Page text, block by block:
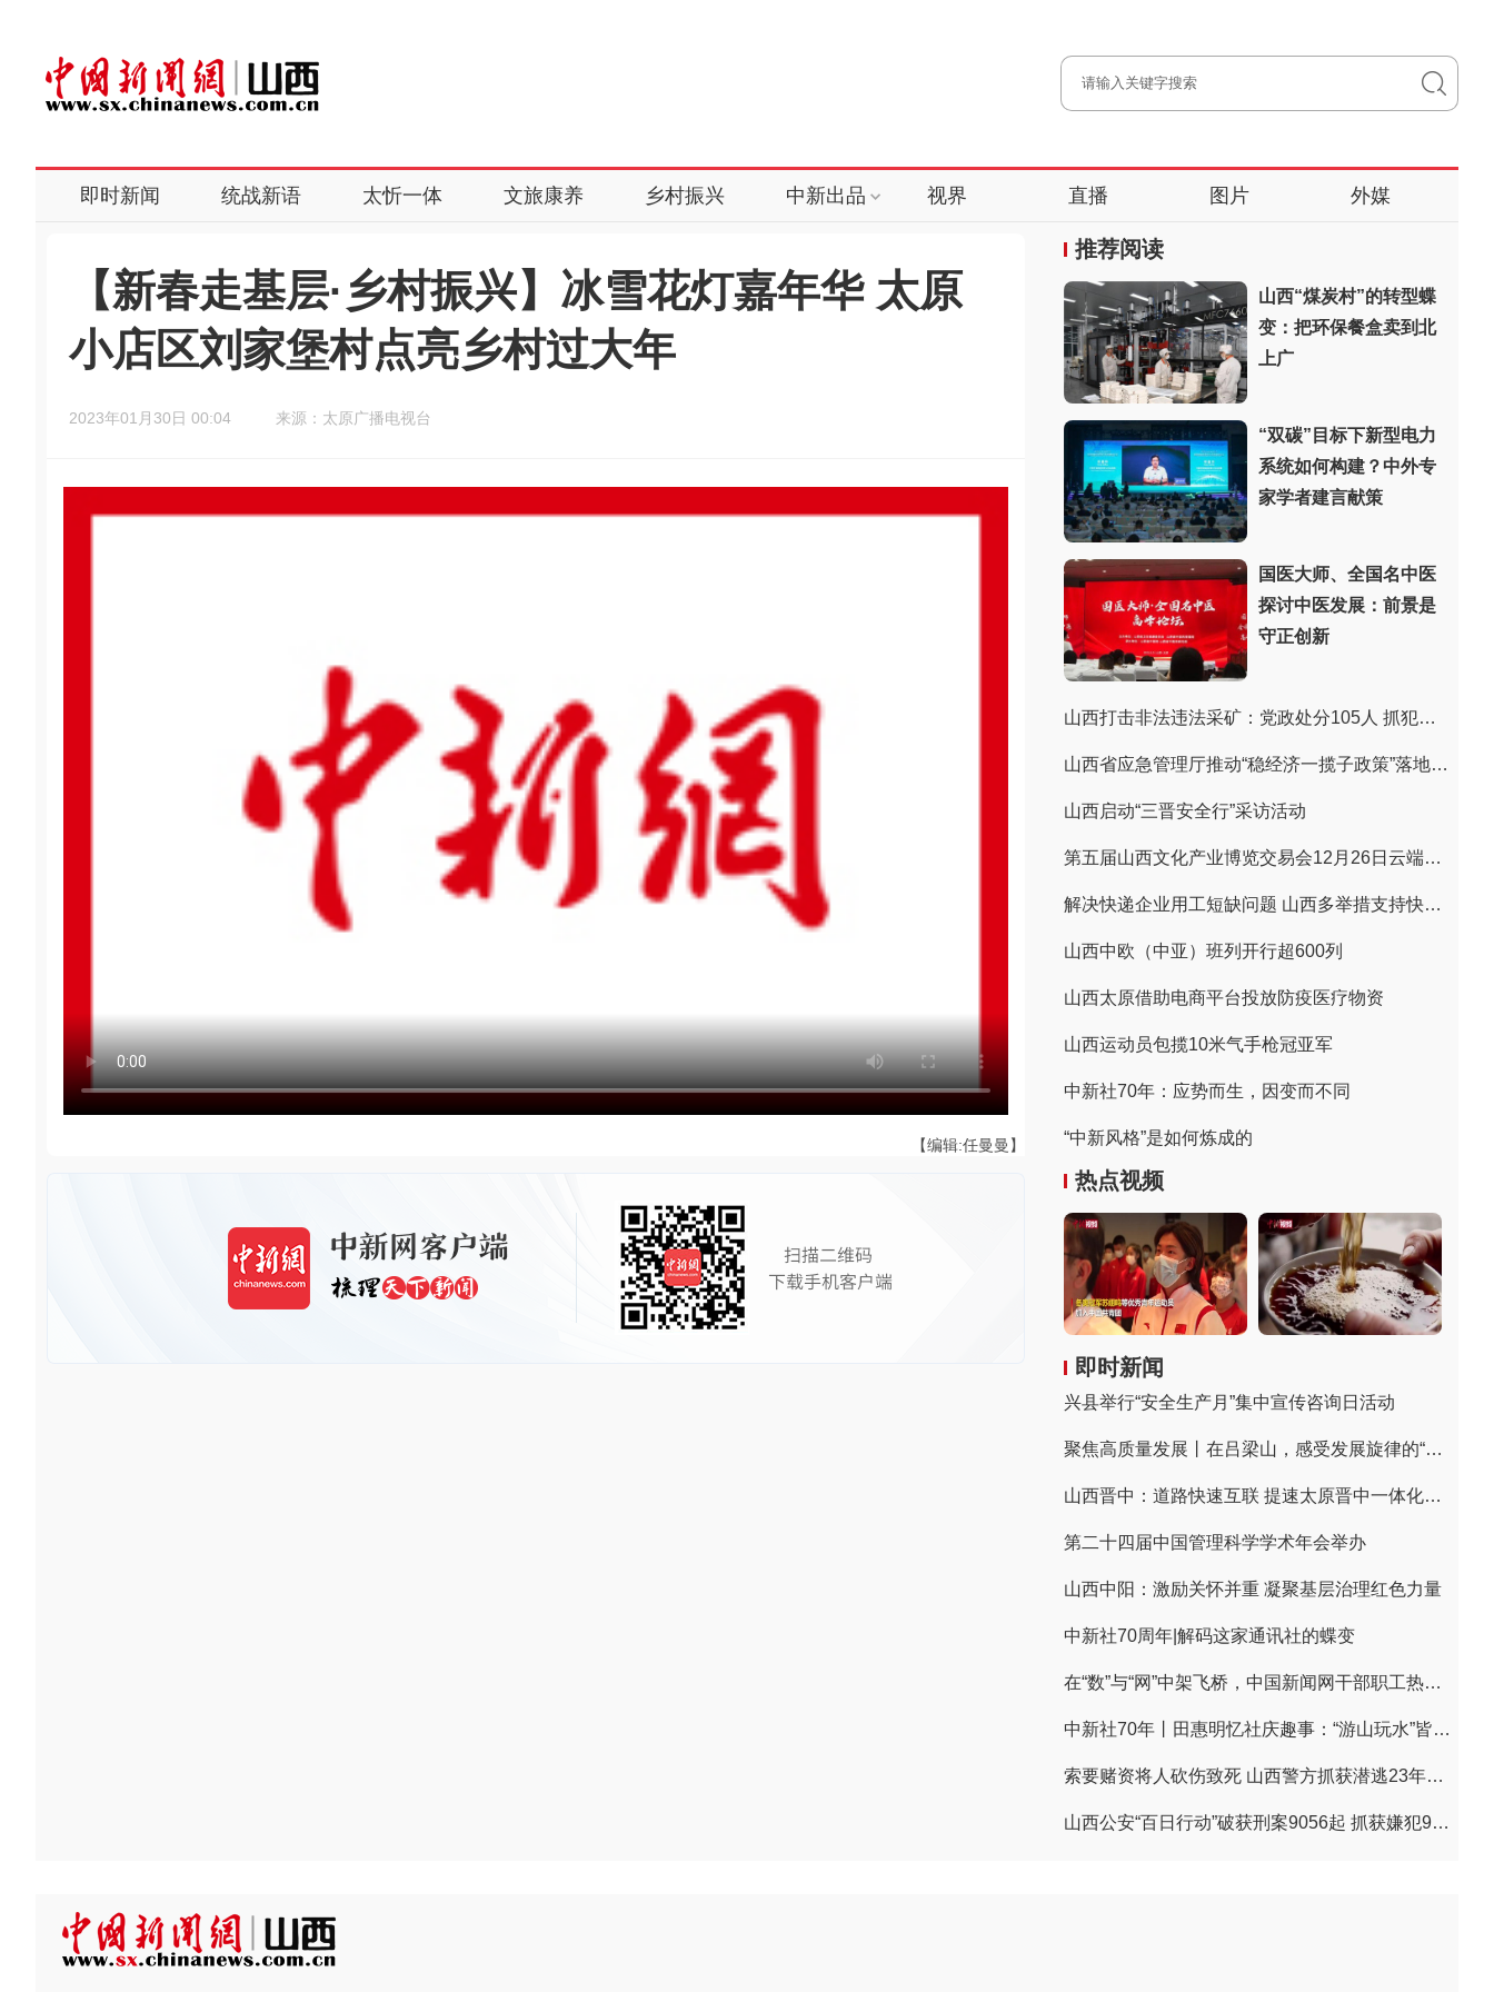
即时新闻 统战新语 太忻一体 文旅康养 乡村振兴 中新出品 视界 直播 图片 外媒
【新春走基层·乡村振兴】冰雪花灯嘉年华 太原
小店区刘家堡村点亮乡村过大年
2023年01月30日 00:04 来源：太原广播电视台
【编辑:任曼曼】
推荐阅读
山西“煤炭村”的转型蝶
变：把环保餐盒卖到北
上广
“双碳”目标下新型电力
系统如何构建？中外专
家学者建言献策
国医大师、全国名中医
探讨中医发展：前景是
守正创新
山西打击非法违法采矿：党政处分105人 抓犯罪嫌疑人243人
山西省应急管理厅推动“稳经济一揽子政策”落地见效
山西启动“三晋安全行”采访活动
第五届山西文化产业博览交易会12月26日云端上线
解决快递企业用工短缺问题 山西多举措支持快递企业招聘用工
山西中欧（中亚）班列开行超600列
山西太原借助电商平台投放防疫医疗物资
山西运动员包揽10米气手枪冠亚军
中新社70年：应势而生，因变而不同
“中新风格”是如何炼成的
热点视频
即时新闻
兴县举行“安全生产月”集中宣传咨询日活动
聚焦高质量发展丨在吕梁山，感受发展旋律的“变奏”
山西晋中：道路快速互联 提速太原晋中一体化发展
第二十四届中国管理科学学术年会举办
山西中阳：激励关怀并重 凝聚基层治理红色力量
中新社70周年|解码这家通讯社的蝶变
在“数”与“网”中架飞桥，中国新闻网干部职工热议习近平贺信
中新社70年丨田惠明忆社庆趣事：“游山玩水”皆文章
索要赌资将人砍伤致死 山西警方抓获潜逃23年命案逃犯
山西公安“百日行动”破获刑案9056起 抓获嫌犯9497人